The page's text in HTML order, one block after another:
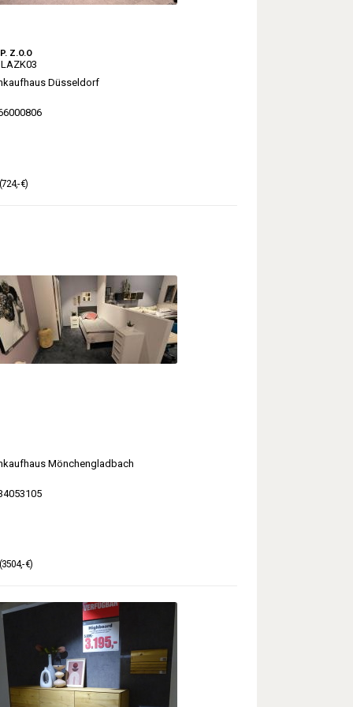
Z.O.O
Düsseldorf
€)
Mönchengladbach
€)